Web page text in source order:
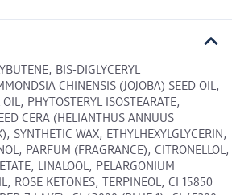
BIS-DIGLYCERYL
CHINENSIS (JOJOBA) SEED OIL,
PHYTOSTERYL ISOSTEARATE,
CERA (HELIANTHUS ANNUUS
SYNTHETIC WAX, ETHYLHEXYLGLYCERIN,
PARFUM (FRAGRANCE), CITRONELLOL,
LINALOOL, PELARGONIUM
ROSE KETONES, TERPINEOL, CI 15850